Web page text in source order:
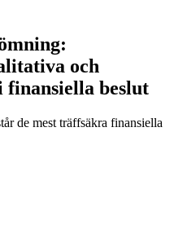
och
beslut
de mest träffsäkra finansiella